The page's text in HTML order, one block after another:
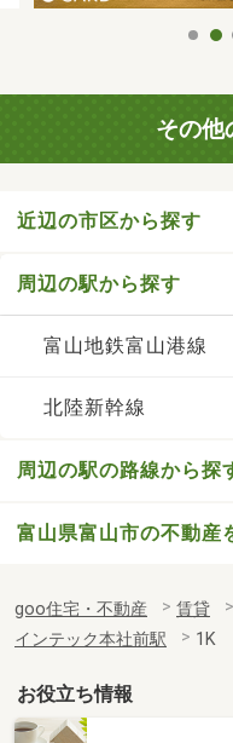
その他
近辺の市区から探す
周辺の駅から探す
富山地鉄富山港線
北陸新幹線
周辺の駅の路線から探
富山県富山市の不動産
goo住宅・不動産 賃貸
インテック本社前駅
1K
お役立ち情報